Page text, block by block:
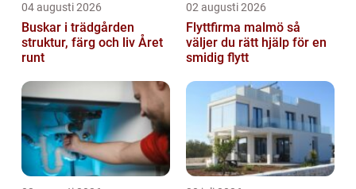
04 augusti 2026
Buskar i trädgården
struktur, färg och liv Året
runt
02 augusti 2026
Flyttfirma malmö så
väljer du rätt hjälp för en
smidig flytt